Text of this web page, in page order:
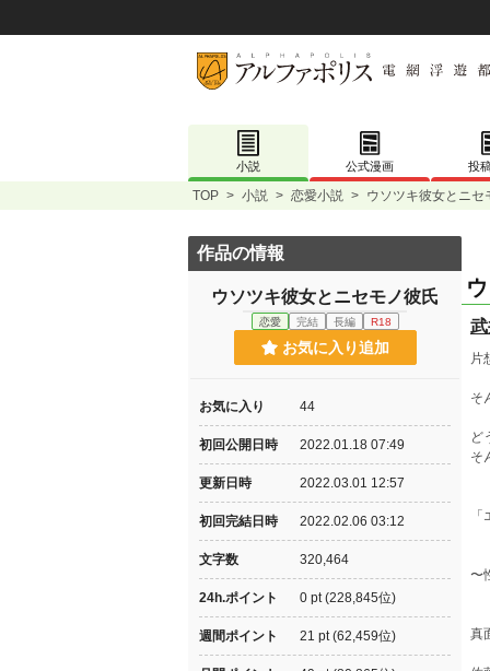
小説 公式漫画 投
TOP > 小説 > 恋愛小説 > ウソツキ彼女とニセ
片
そ
ど
そ
〜
真
作品の情報
ウソツキ彼女とニセモノ彼氏
恋愛 完結 長編 R18
お気に入り追加
お気に入り 44
初回公開日時 2022.01.18 07:49
更新日時 2022.03.01 12:57
初回完結日時 2022.02.06 03:12
文字数 320,464
24h.ポイント 0 pt (228,845位)
週間ポイント 21 pt (62,459位)